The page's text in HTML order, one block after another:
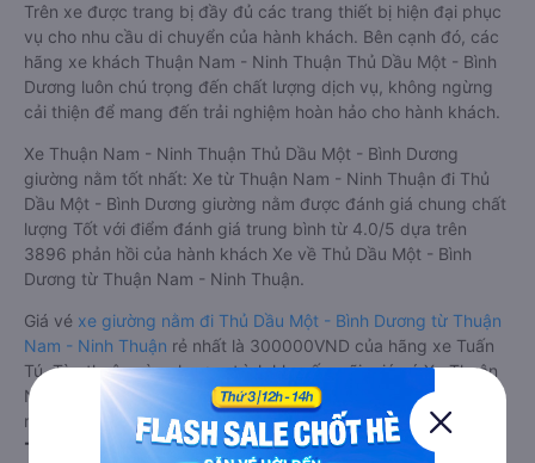
Trên xe được trang bị đầy đủ các trang thiết bị hiện đại phục
vụ cho nhu cầu di chuyển của hành khách. Bên cạnh đó, các
hãng xe khách Thuận Nam - Ninh Thuận Thủ Dầu Một - Bình
Dương luôn chú trọng đến chất lượng dịch vụ, không ngừng
cải thiện để mang đến trải nghiệm hoàn hảo cho hành khách.
Xe Thuận Nam - Ninh Thuận Thủ Dầu Một - Bình Dương
giường nằm tốt nhất: Xe từ Thuận Nam - Ninh Thuận đi Thủ
Dầu Một - Bình Dương giường nằm được đánh giá chung chất
lượng Tốt với điểm đánh giá trung bình từ 4.0/5 dựa trên
3896 phản hồi của hành khách Xe về Thủ Dầu Một - Bình
Dương từ Thuận Nam - Ninh Thuận.
Giá vé xe giường nằm đi Thủ Dầu Một - Bình Dương từ Thuận
Nam - Ninh Thuận rẻ nhất là 300000VND của hãng xe Tuấn
Tú. Tùy thuộc vào chương trình khuyến mãi, giá vé Xe Thuận
Nam - Ninh Thuận đi Thủ Dầu Một - Bình Dương giường nằm
này có thể sẽ rẻ hơn.
Tư vấn TOP 2 xe khách đi Thủ Dầu Một